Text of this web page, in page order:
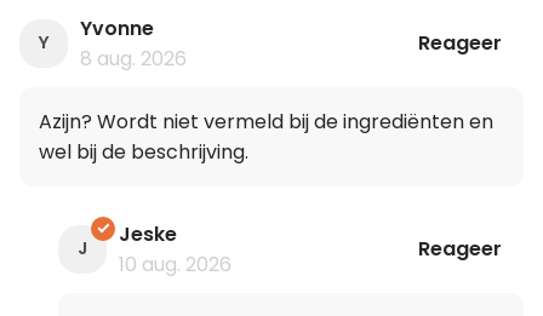
Y
Yvonne
8 aug. 2026
Reageer
Azijn? Wordt niet vermeld bij de ingrediënten en
wel bij de beschrijving.
J
Jeske
10 aug. 2026
Reageer